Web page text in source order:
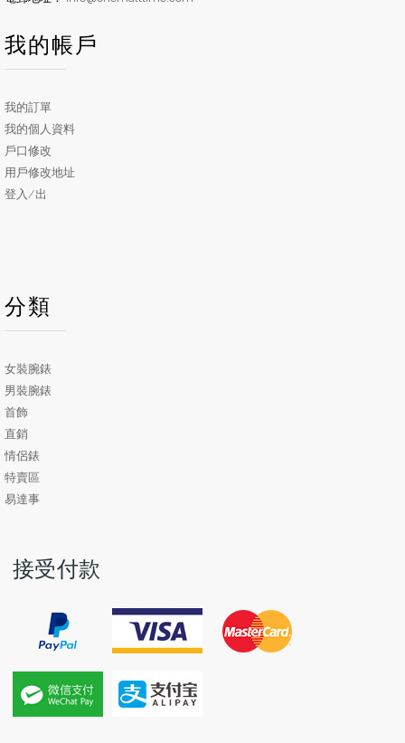
我的帳戶
我的訂單
我的個人資料
戶口修改
用戶修改地址
登入/出
分類
女裝腕錶
男裝腕錶
首飾
直銷
情侶錶
特賣區
易達事
接受付款